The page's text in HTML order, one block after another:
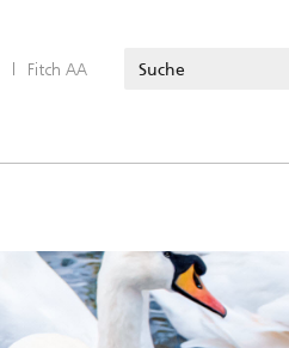
| Fitch AA